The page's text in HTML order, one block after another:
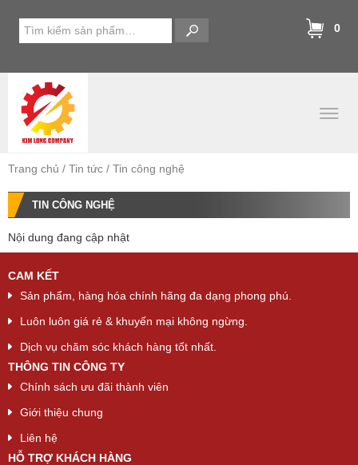
0
Trang chủ Tin tức Tin công nghệ
TIN CÔNG NGHỆ
Nội dung đang cập nhật
CAM KẾT
Sản phẩm, hàng hóa chính hãng đa dạng phong phú.
Luôn luôn giá rẻ & khuyến mại không ngừng.
Dịch vụ chăm sóc khách hàng tốt nhất.
THÔNG TIN CÔNG TY
Chính sách ưu đãi thành viên
Giới thiệu chung
Liên hệ
HỖ TRỢ KHÁCH HÀNG